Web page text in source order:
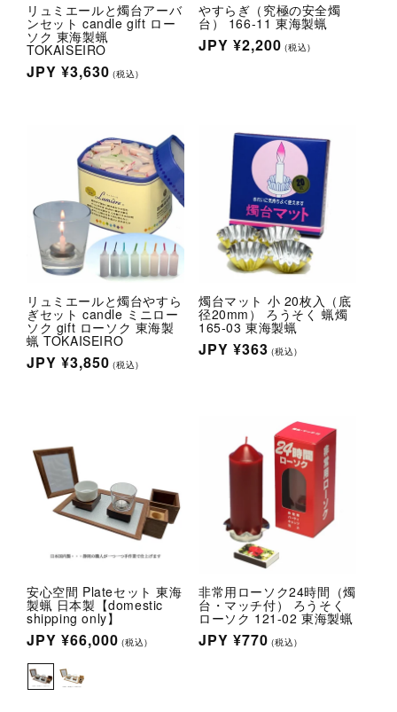
リュミエールと燭台アーバ
ンセット candle gift ロー
ソク 東海製蝋
TOKAISEIRO
通
JPY ¥3,630 (税込)
やすらぎ（究極の安全燭
台） 166-11 東海製蝋
通
JPY ¥2,200 (税込)
リュミエールと燭台やすら
ぎセット candle ミニロー
ソク gift ローソク 東海製
蝋 TOKAISEIRO
通
JPY ¥3,850 (税込)
燭台マット 小 20枚入（底
径20mm） ろうそく 蝋燭
165-03 東海製蝋
通
JPY ¥363 (税込)
安心空間 Plateセット 東海
製蝋 日本製【domestic
shipping only】
通
常
価
JPY ¥66,000 (税込)
非常用ローソク24時間（燭
台・マッチ付） ろうそく
ローソク 121-02 東海製蝋
通
JPY ¥770 (税込)